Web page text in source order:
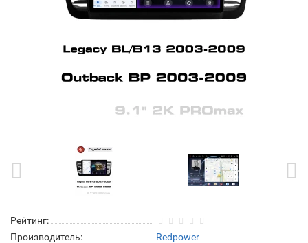
Рейтинг:
Производитель:
Redpower